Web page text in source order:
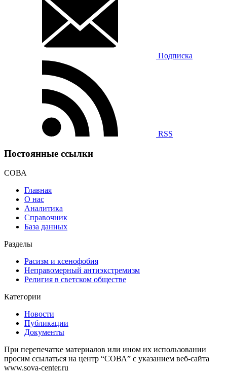
Подписка
RSS
Постоянные ссылки
СОВА
Главная
О нас
Аналитика
Справочник
База данных
Разделы
Расизм и ксенофобия
Неправомерный антиэкстремизм
Религия в светском обществе
Категории
Новости
Публикации
Документы
При перепечатке материалов или ином их использовании
просим ссылаться на центр “СОВА” с указанием веб-сайта
www.sova-center.ru